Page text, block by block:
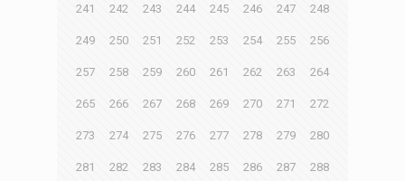
241 242 243 244 245 246 247 248
249 250 251 252 253 254 255 256
257 258 259 260 261 262 263 264
265 266 267 268 269 270 271 272
273 274 275 276 277 278 279 280
281 282 283 284 285 286 287 288